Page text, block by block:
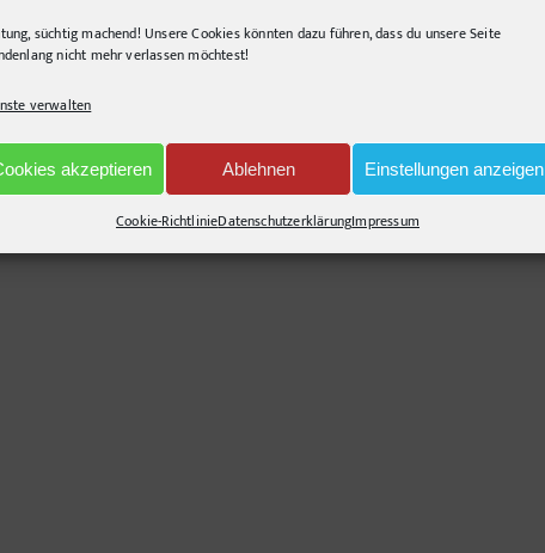
süchtig machend! Unsere Cookies könnten dazu führen, dass du unsere Seite
nicht mehr verlassen möchtest!
verwalten
akzeptieren Ablehnen Einstellungen anzeigen
Cookie-RichtlinieDatenschutzerklärungImpressum
Entwicklung einer Dachmarke. PR Beratung und begleitende PR Arbeit